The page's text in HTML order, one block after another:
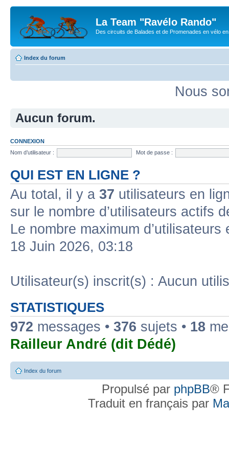
La Team "Ravélo Rando"
Des circuits de Balades et de Promenades en vélo
Index du forum
Nous
Aucun forum.
CONNEXION
Nom d’utilisateur :
Mot de passe :
QUI EST EN LIGNE ?
Au total, il y a 37 utilisateurs en
sur le nombre d’utilisateurs actifs
Le nombre maximum
18 Juin 2026, 03:18
Utilisateur(s) inscrit(s) : Aucun
STATISTIQUES
972 messages • 376 sujets • 18
Railleur André (dit Dédé)
Index du forum
Propulsé par phpBB®
Traduit en français par